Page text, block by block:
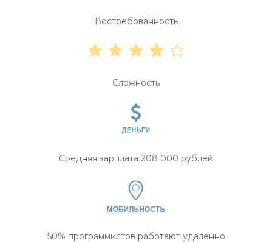
Востребованность
Cложность
Средняя зарплата 208 000 рублей
50% программистов работают удаленно